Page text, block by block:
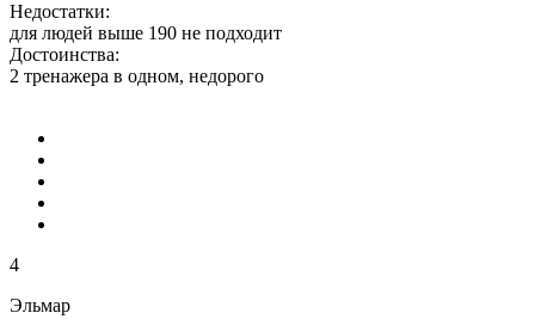
Недостатки:
для людей выше 190 не подходит
Достоинства:
2 тренажера в одном, недорого
4
Эльмар